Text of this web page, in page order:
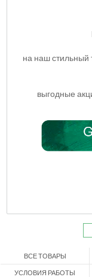
на наш стильный
выгодные
ВСЕ ТОВАРЫ
УСЛОВИЯ РАБОТЫ